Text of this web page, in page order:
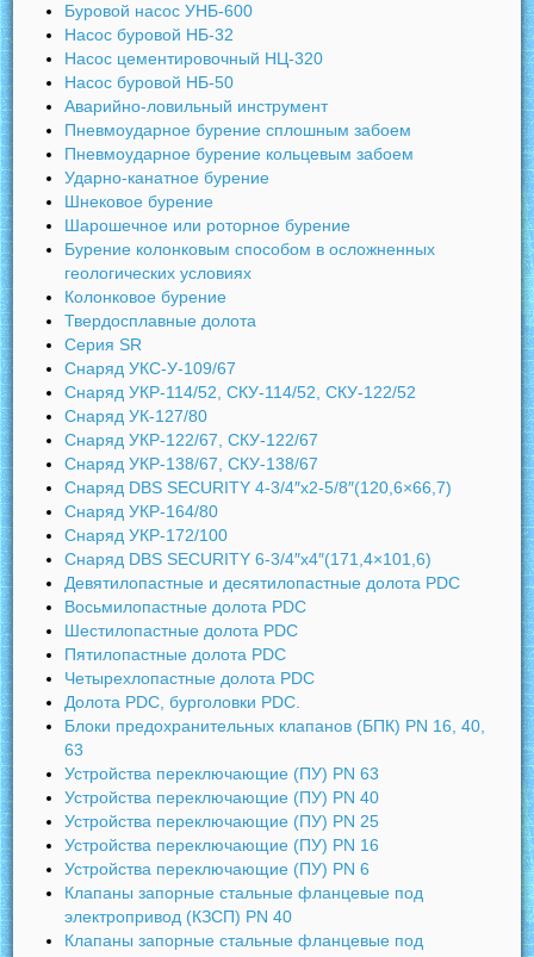
Буровой насос УНБ-600
Насос буровой НБ-32
Насос цементировочный НЦ-320
Насос буровой НБ-50
Аварийно-ловильный инструмент
Пневмоударное бурение сплошным забоем
Пневмоударное бурение кольцевым забоем
Ударно-канатное бурение
Шнековое бурение
Шарошечное или роторное бурение
Бурение колонковым способом в осложненных
геологических условиях
Колонковое бурение
Твердосплавные долота
Серия SR
Снаряд УКС-У-109/67
Снаряд УКР-114/52, СКУ-114/52, СКУ-122/52
Снаряд УК-127/80
Снаряд УКР-122/67, СКУ-122/67
Снаряд УКР-138/67, СКУ-138/67
Снаряд DBS SECURITY 4-3/4″x2-5/8″(120,6×66,7)
Снаряд УКР-164/80
Снаряд УКР-172/100
Снаряд DBS SECURITY 6-3/4″x4″(171,4×101,6)
Девятилопастные и десятилопастные долота PDC
Восьмилопастные долота PDC
Шестилопастные долота PDC
Пятилопастные долота PDC
Четырехлопастные долота PDC
Долота PDC, бурголовки PDC.
Блоки предохранительных клапанов (БПК) PN 16, 40,
63
Устройства переключающие (ПУ) PN 63
Устройства переключающие (ПУ) PN 40
Устройства переключающие (ПУ) PN 25
Устройства переключающие (ПУ) PN 16
Устройства переключающие (ПУ) PN 6
Клапаны запорные стальные фланцевые под
электропривод (КЗСП) PN 40
Клапаны запорные стальные фланцевые под